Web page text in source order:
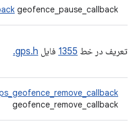
geofence_pause_callback
تعریف در خط 1355 فایل gps.h.
geofence_remove_callback